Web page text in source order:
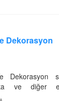
Dekorasyon
Dekorasyon
ve diğer